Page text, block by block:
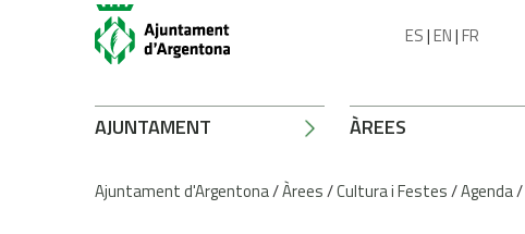
ES|EN|FR
AJUNTAMENT ÀREES
Ajuntament d'Argentona/Àrees/Cultura i Festes/Agenda/